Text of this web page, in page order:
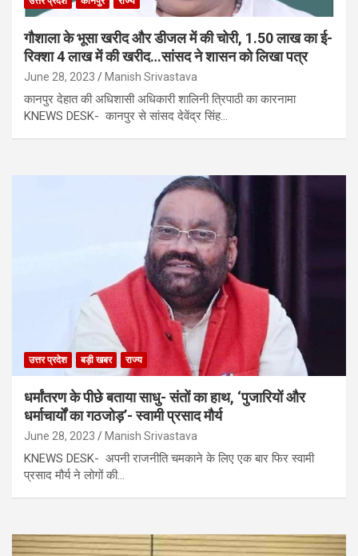
गौशाला के भूसा खरीद और डीजल में की चोरी, 1.50 लाख का ई-
रिक्शा 4 लाख में की खरीद…सांसद ने शासन को लिखा पत्र
June 28, 2023 Manish Srivastava
कानपुर देहात की अधिशासी अधिकारी शालिनी त्रिपाठी का कारनामा
KNEWS DESK- कानपुर से सांसद देवेंद्र सिंह…
उत्तर प्रदेश बड़ी खबर राज्य
धर्मांतरण के पीछे बताया साधु- संतों का हाथ, ‘पुजारियों और
धर्माचार्यों का गठजोड़’- स्वामी प्रसाद मौर्य
June 28, 2023 Manish Srivastava
KNEWS DESK- अपनी राजनीति चमकाने के लिए एक बार फिर स्वामी
प्रसाद मौर्य ने लोगों की…